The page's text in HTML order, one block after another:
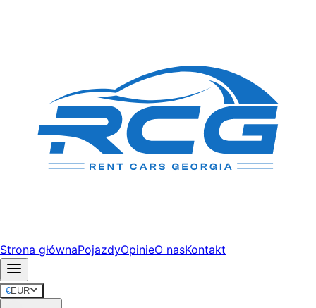
Strona głównaPojazdyOpinieO nasKontakt
€EUR